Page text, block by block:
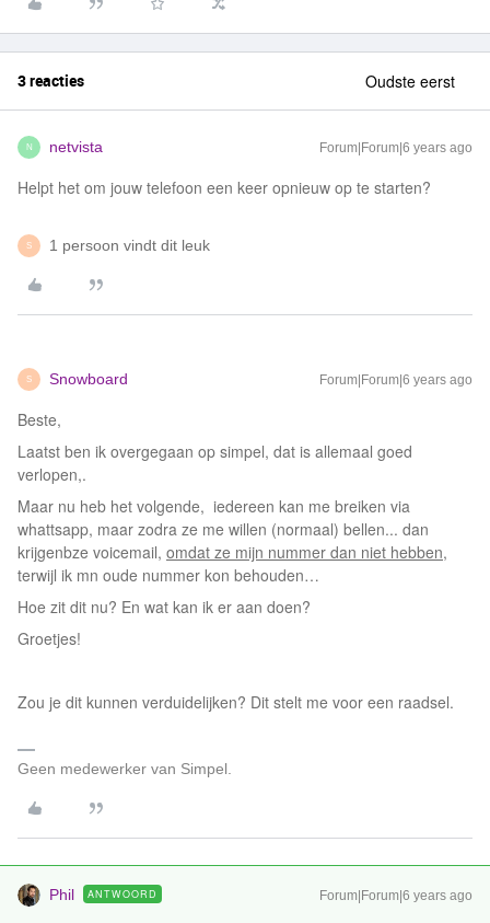
3 reacties Oudste eerst
N netvista Forum|Forum|6 years ago
Helpt het om jouw telefoon een keer opnieuw op te starten?
S 1 persoon vindt dit leuk
S Snowboard Forum|Forum|6 years ago
Beste,
Laatst ben ik overgegaan op simpel, dat is allemaal goed
verlopen,.
Maar nu heb het volgende, iedereen kan me breiken via
whattsapp, maar zodra ze me willen (normaal) bellen... dan
krijgenbze voicemail, omdat ze mijn nummer dan niet hebben,
terwijl ik mn oude nummer kon behouden…
Hoe zit dit nu? En wat kan ik er aan doen?
Groetjes!
Zou je dit kunnen verduidelijken? Dit stelt me voor een raadsel.
Geen medewerker van Simpel.
Phil ANTWOORD Forum|Forum|6 years ago